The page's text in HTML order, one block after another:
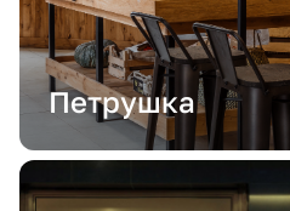
Петрушка